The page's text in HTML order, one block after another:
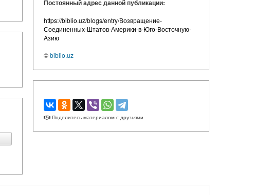
Постоянный адрес данной публикации:
https://biblio.uz/blogs/entry/Возвращение-
Соединенных-Штатов-Америки-в-Юго-Восточную-
Азию
©biblio.uz
Поделитесь материалом с друзьями